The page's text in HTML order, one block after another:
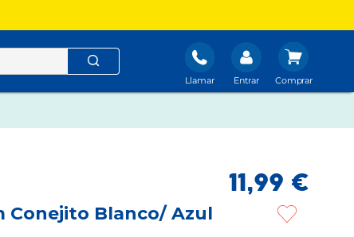
Llamar Entrar
11 ,99 €
Conejito Blanco/ Azul